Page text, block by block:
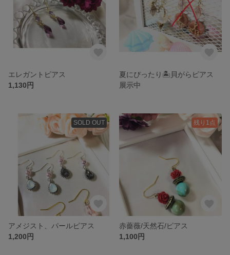
エレガントピアス
1,130円
夏にぴったり🏝貝がらピアス
展示中
SOLD OUT
アメジスト、パールピアス
1,200円
残り1点
赤薔薇/天然石/ピアス
1,100円